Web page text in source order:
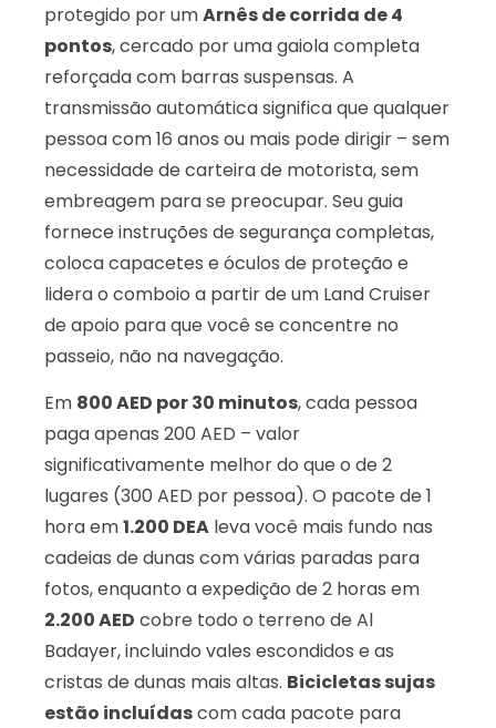
protegido por umArnês de corrida de 4
pontos, cercado por uma gaiola completa
reforçada com barras suspensas. A
transmissão automática significa que qualquer
pessoa com 16 anos ou mais pode dirigir – sem
necessidade de carteira de motorista, sem
embreagem para se preocupar. Seu guia
fornece instruções de segurança completas,
coloca capacetes e óculos de proteção e
lidera o comboio a partir de um Land Cruiser
de apoio para que você se concentre no
passeio, não na navegação.
Em 800 AED por 30 minutos, cada pessoa
paga apenas 200 AED – valor
significativamente melhor do que o de 2
lugares (300 AED por pessoa). O pacote de 1
hora em1.200 DEA leva você mais fundo nas
cadeias de dunas com várias paradas para
fotos, enquanto a expedição de 2 horas em
2.200 AED cobre todo o terreno de Al
Badayer, incluindo vales escondidos e as
cristas de dunas mais altas. Bicicletas sujas
estão incluídascom cada pacote para